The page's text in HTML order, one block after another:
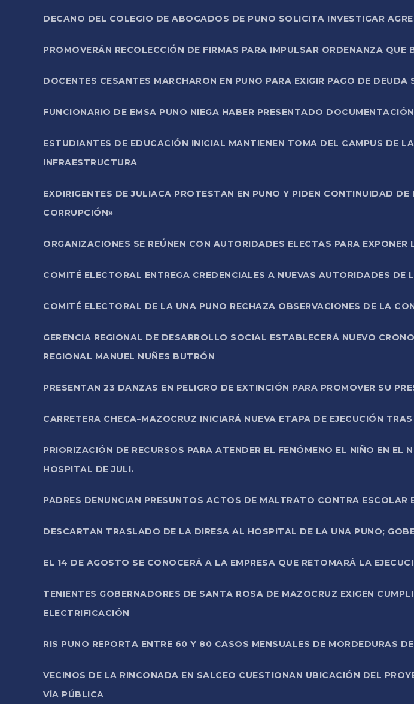
DECANO DEL COLEGIO DE ABOGADOS DE PUNO SOLICITA INVESTIGAR
PROMOVERÁN RECOLECCIÓN DE FIRMAS PARA IMPULSAR ORDENANZA
DOCENTES CESANTES MARCHARON EN PUNO PARA EXIGIR PAGO DE DEUDA
FUNCIONARIO DE EMSA PUNO NIEGA HABER PRESENTADO
ESTUDIANTES DE EDUCACIÓN INICIAL MANTIENEN TOMA DEL CAMPUS DE
INFRAESTRUCTURA
EXDIRIGENTES DE JULIACA PROTESTAN EN PUNO Y PIDEN CONTINUIDAD
CORRUPCIÓN»
ORGANIZACIONES SE REÚNEN CON AUTORIDADES ELECTAS PARA
COMITÉ ELECTORAL ENTREGA CREDENCIALES A NUEVAS AUTORIDADES DE
COMITÉ ELECTORAL DE LA UNA PUNO RECHAZA OBSERVACIONES DE LA
GERENCIA REGIONAL DE DESARROLLO SOCIAL ESTABLECERÁ NUEVO
REGIONAL MANUEL NUÑES BUTRÓN
PRESENTAN 23 DANZAS EN PELIGRO DE EXTINCIÓN PARA PROMOVER SU
CARRETERA CHECA–MAZOCRUZ INICIARÁ NUEVA ETAPA DE EJECUCIÓN
PRIORIZACIÓN DE RECURSOS PARA ATENDER EL FENÓMENO EL NIÑO EN EL
HOSPITAL DE JULI.
PADRES DENUNCIAN PRESUNTOS ACTOS DE MALTRATO CONTRA
DESCARTAN TRASLADO DE LA DIRESA AL HOSPITAL DE LA UNA PUNO;
EL 14 DE AGOSTO SE CONOCERÁ A LA EMPRESA QUE RETOMARÁ LA
TENIENTES GOBERNADORES DE SANTA ROSA DE MAZOCRUZ EXIGEN
ELECTRIFICACIÓN
RIS PUNO REPORTA ENTRE 60 Y 80 CASOS MENSUALES DE MORDEDURAS
VECINOS DE LA RINCONADA EN SALCEO CUESTIONAN UBICACIÓN DEL
VÍA PÚBLICA